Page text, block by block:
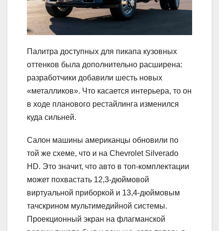
Палитра доступных для пикапа кузовных
оттенков была дополнительно расширена:
разработчики добавили шесть новых
«металликов». Что касается интерьера, то он
в ходе планового рестайлинга изменился
куда сильней.
Салон машины американцы обновили по
той же схеме, что и на Chevrolet Silverado
HD. Это значит, что авто в топ-комплектации
может похвастать 12,3-дюймовой
виртуальной приборкой и 13,4-дюймовым
тачскрином мультимедийной системы.
Проекционный экран на флагманской